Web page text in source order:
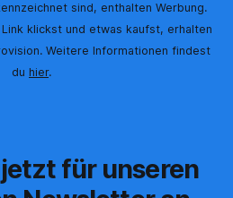
sind, enthalten Werbung.
klickst und etwas kaufst, erhalten
Weitere Informationen findest
du hier.
für unseren